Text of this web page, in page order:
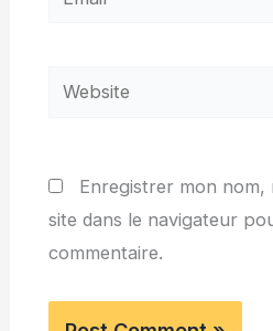
Website
Enregistrer mon nom,
site dans le navigateur
commentaire.